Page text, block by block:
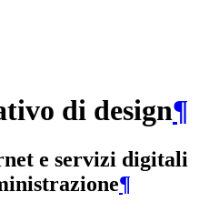
di design¶
e servizi digitali
¶